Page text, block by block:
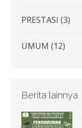
PRESTASI (3)
UMUM (12)
Berita lainnya